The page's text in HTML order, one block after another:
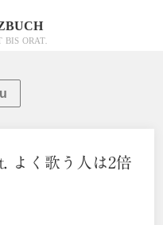
BIS ORAT.
よく歌う人は2倍